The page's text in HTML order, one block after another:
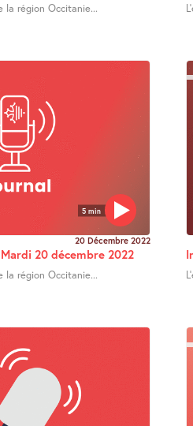
la région Occitanie...
5 min
20 Décembre 2022
20 décembre 2022
la région Occitanie...